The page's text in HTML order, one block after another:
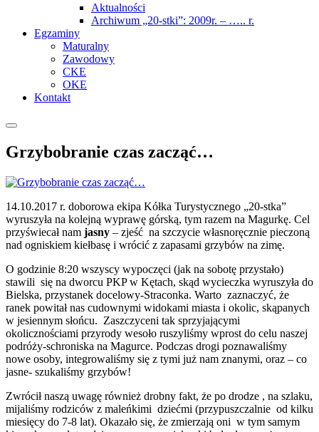
Aktualności
Archiwum „20-stki”: 2009r. – ….. r.
Egzaminy
Maturalny
Zawodowy
CKE
OKE
Kontakt
Grzybobranie czas zacząć…
14.10.2017 r. doborowa ekipa Kółka Turystycznego „20-stka”
wyruszyła na kolejną wyprawę górską, tym razem na Magurkę. Cel
przyświecał nam jasny – zjeść na szczycie własnoręcznie pieczoną
nad ogniskiem kiełbasę i wrócić z zapasami grzybów na zimę.
O godzinie 8:20 wszyscy wypoczęci (jak na sobotę przystało)
stawili się na dworcu PKP w Kętach, skąd wycieczka wyruszyła do
Bielska, przystanek docelowy-Straconka. Warto zaznaczyć, że
ranek powitał nas cudownymi widokami miasta i okolic, skąpanych
w jesiennym słońcu. Zaszczyceni tak sprzyjającymi
okolicznościami przyrody wesoło ruszyliśmy wprost do celu naszej
podróży-schroniska na Magurce. Podczas drogi poznawaliśmy
nowe osoby, integrowaliśmy się z tymi już nam znanymi, oraz – co
jasne- szukaliśmy grzybów!
Zwrócił naszą uwagę również drobny fakt, że po drodze , na szlaku,
mijaliśmy rodziców z maleńkimi dziećmi (przypuszczalnie od kilku
miesięcy do 7-8 lat). Okazało się, że zmierzają oni w tym samym